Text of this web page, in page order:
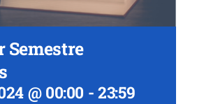
Semestre
@ 00:00 -23:59